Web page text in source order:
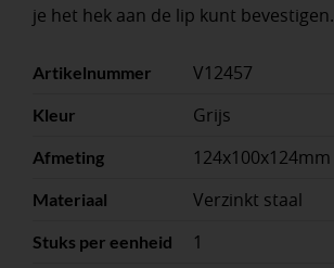
je het hek aan de lip kunt bevestigen.
Artikelnummer V12457
Kleur Grijs
Afmeting 124x100x124mm
Materiaal Verzinkt staal
Stuks per eenheid 1